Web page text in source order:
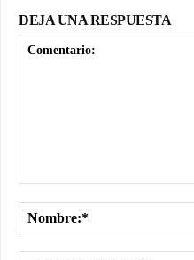
DEJA UNA RESPUESTA